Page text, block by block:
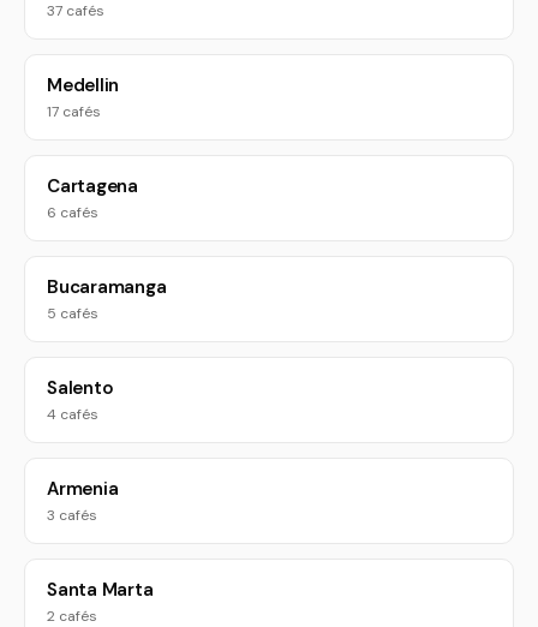
37 cafés
Medellin
17 cafés
Cartagena
6 cafés
Bucaramanga
5 cafés
Salento
4 cafés
Armenia
3 cafés
Santa Marta
2 cafés